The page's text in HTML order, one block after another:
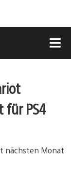
für PS4